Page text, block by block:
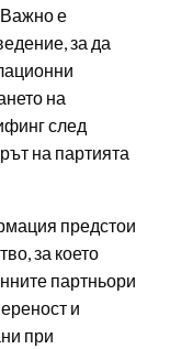
Важно е
за да
на
след
на партията
предстои
за което
партньори
и
при